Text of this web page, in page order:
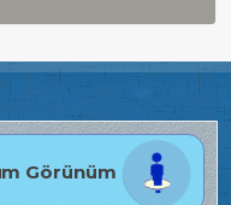
Görünüm